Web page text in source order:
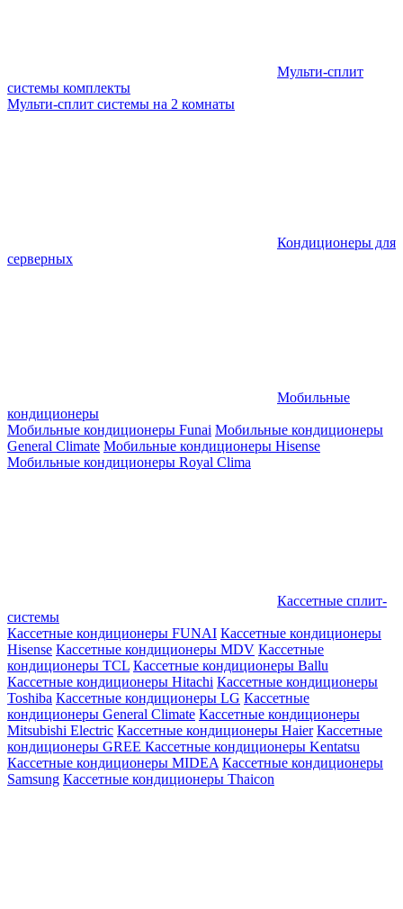
Мульти-сплит
системы комплекты
Мульти-сплит системы на 2 комнаты
Кондиционеры для
серверных
Мобильные
кондиционеры
Мобильные кондиционеры Funai Мобильные кондиционеры
General Climate Мобильные кондиционеры Hisense
Мобильные кондиционеры Royal Clima
Кассетные сплит-
системы
Кассетные кондиционеры FUNAI Кассетные кондиционеры
Hisense Кассетные кондиционеры MDV Кассетные
кондиционеры TCL Кассетные кондиционеры Ballu
Кассетные кондиционеры Hitachi Кассетные кондиционеры
Toshiba Кассетные кондиционеры LG Кассетные
кондиционеры General Climate Кассетные кондиционеры
Mitsubishi Electric Кассетные кондиционеры Haier Кассетные
кондиционеры GREE Кассетные кондиционеры Kentatsu
Кассетные кондиционеры MIDEA Кассетные кондиционеры
Samsung Кассетные кондиционеры Thaicon